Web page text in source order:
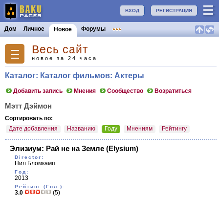
РЕГИСТРАЦИЯ
ВХОД
Дом Личное Новое Форумы
Весь сайт
новое за 24 часа
Каталог: Каталог фильмов: Актеры
Добавить запись Мнения Сообщество Возратиться
Мэтт Дэймон
Сортировать по:
Дате добавления
Названию Году Мнениям Рейтингу
Элизиум: Рай не на Земле (Elysium)
Director:
Нил Бломкамп
Год:
2013
Рейтинг (Гол.):
3.0 (5)